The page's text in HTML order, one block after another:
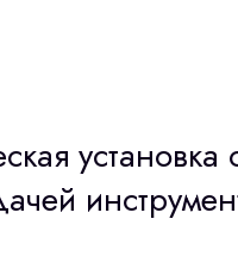
установка